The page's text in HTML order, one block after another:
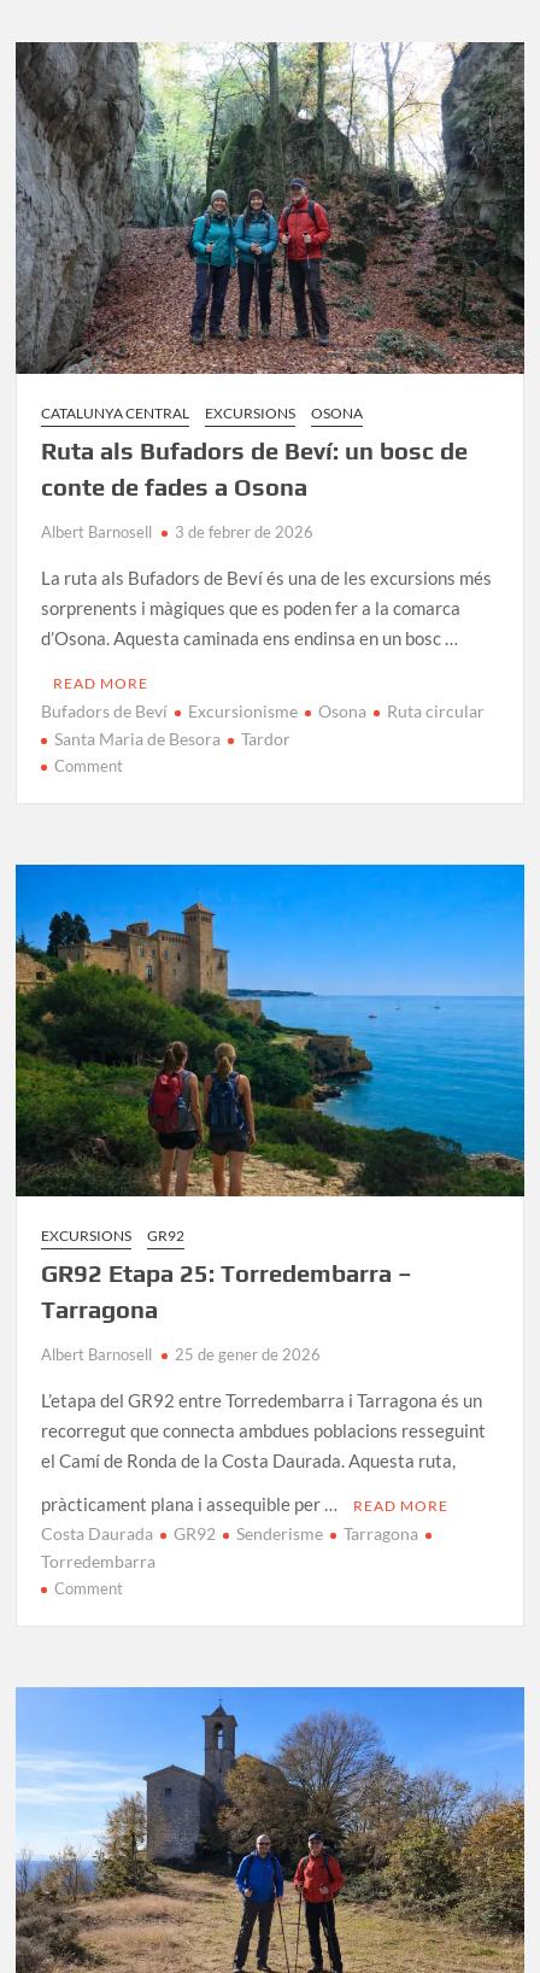
rebei:
El
camí
excavat
a
la
roca
CATALUNYA CENTRAL EXCURSIONS OSONA
Ruta als Bufadors de Beví: un bosc de
conte de fades a Osona
Albert Barnosell 3 de febrer de 2026
La ruta als Bufadors de Beví és una de les excursions més
sorprenents i màgiques que es poden fer a la comarca
d’Osona. Aquesta caminada ens endinsa en un bosc …
READ MORE
Bufadors de Beví Excursionisme Osona
Ruta circular
Santa Maria de Besora
Tardor
Commenton
de
un
bosc
de
conte
de
fades
a
Osona
EXCURSIONS GR92
GR92 Etapa 25: Torredembarra –
Tarragona
Albert Barnosell 25 de gener de 2026
L’etapa del GR92 entre Torredembarra i Tarragona és un
recorregut que connecta ambdues poblacions resseguint
el Camí de Ronda de la Costa Daurada. Aquesta ruta,
pràcticament plana i assequible per …
READ MORE
Costa Daurada GR92 Senderisme
Tarragona
Torredembarra
Commenton
Torredembarra